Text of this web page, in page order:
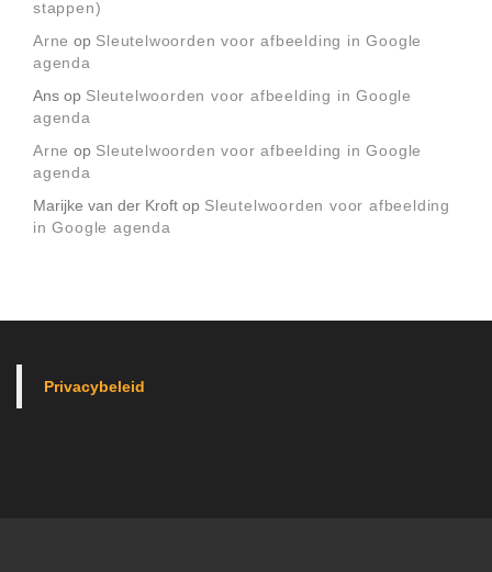
stappen)
Arne op Sleutelwoorden voor afbeelding in Google
agenda
Ans op Sleutelwoorden voor afbeelding in Google
agenda
Arne op Sleutelwoorden voor afbeelding in Google
agenda
Marijke van der Kroft op Sleutelwoorden voor afbeelding
in Google agenda
Privacybeleid